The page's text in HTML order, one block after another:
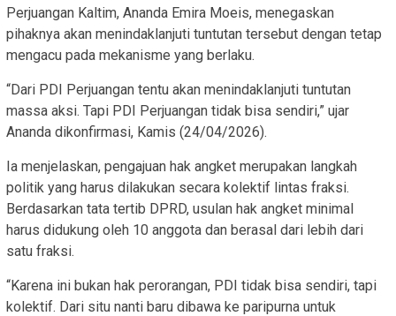
Perjuangan Kaltim, Ananda Emira Moeis, menegaskan
pihaknya akan menindaklanjuti tuntutan tersebut dengan tetap
mengacu pada mekanisme yang berlaku.
“Dari PDI Perjuangan tentu akan menindaklanjuti tuntutan
massa aksi. Tapi PDI Perjuangan tidak bisa sendiri,” ujar
Ananda dikonfirmasi, Kamis (24/04/2026).
Ia menjelaskan, pengajuan hak angket merupakan langkah
politik yang harus dilakukan secara kolektif lintas fraksi.
Berdasarkan tata tertib DPRD, usulan hak angket minimal
harus didukung oleh 10 anggota dan berasal dari lebih dari
satu fraksi.
“Karena ini bukan hak perorangan, PDI tidak bisa sendiri, tapi
kolektif. Dari situ nanti baru dibawa ke paripurna untuk